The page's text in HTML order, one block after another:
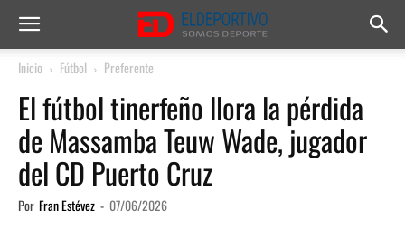
Inicio Fútbol Preferente
El fútbol tinerfeño llora la pérdida
de Massamba Teuw Wade, jugador
del CD Puerto Cruz
Por Fran Estévez - 07/06/2026